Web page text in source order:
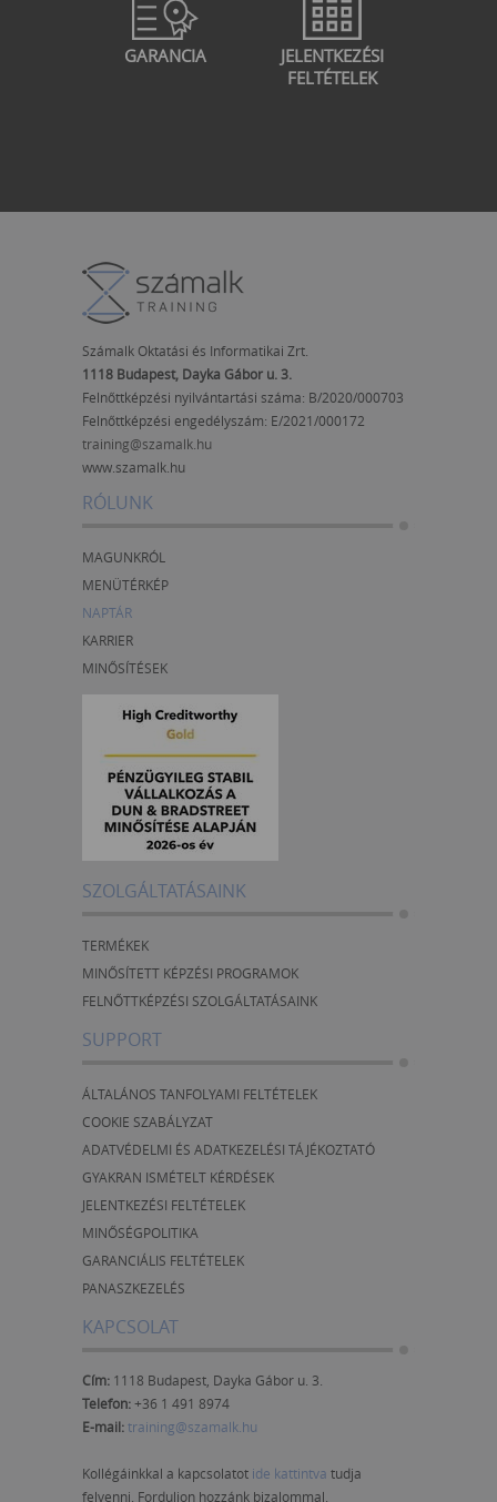
GARANCIA
JELENTKEZÉSI
FELTÉTELEK
Számalk Oktatási és Informatikai Zrt.
1118 Budapest, Dayka Gábor u. 3.
Felnőttképzési nyilvántartási száma: B/2020/000703
Felnőttképzési engedélyszám: E/2021/000172
training@szamalk.hu
www.szamalk.hu
RÓLUNK
MAGUNKRÓL
MENÜTÉRKÉP
NAPTÁR
KARRIER
MINŐSÍTÉSEK
SZOLGÁLTATÁSAINK
TERMÉKEK
MINŐSÍTETT KÉPZÉSI PROGRAMOK
FELNŐTTKÉPZÉSI SZOLGÁLTATÁSAINK
SUPPORT
ÁLTALÁNOS TANFOLYAMI FELTÉTELEK
COOKIE SZABÁLYZAT
ADATVÉDELMI ÉS ADATKEZELÉSI TÁJÉKOZTATÓ
GYAKRAN ISMÉTELT KÉRDÉSEK
JELENTKEZÉSI FELTÉTELEK
MINŐSÉGPOLITIKA
GARANCIÁLIS FELTÉTELEK
PANASZKEZELÉS
KAPCSOLAT
Cím: 1118 Budapest, Dayka Gábor u. 3.
Telefon:+36 1 491 8974
E-mail:training@szamalk.hu
Kollégáinkkal a kapcsolatot ide kattintva tudja
felvenni. Forduljon hozzánk bizalommal.